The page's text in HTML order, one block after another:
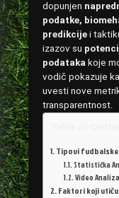
dopunjen
podatke,
predikcije i
izazov su
podataka koje
vodič pokazuje
uvesti nove
transparentnost.
Tipovi
Statistička
Video Analiza
Faktori koji